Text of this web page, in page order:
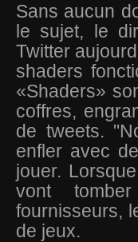
Sans aucun
le sujet, le
Twitter
shaders
«Shaders»
coffres,
de tweets.
enfler avec
jouer.
vont
fournisseurs,
de jeux.